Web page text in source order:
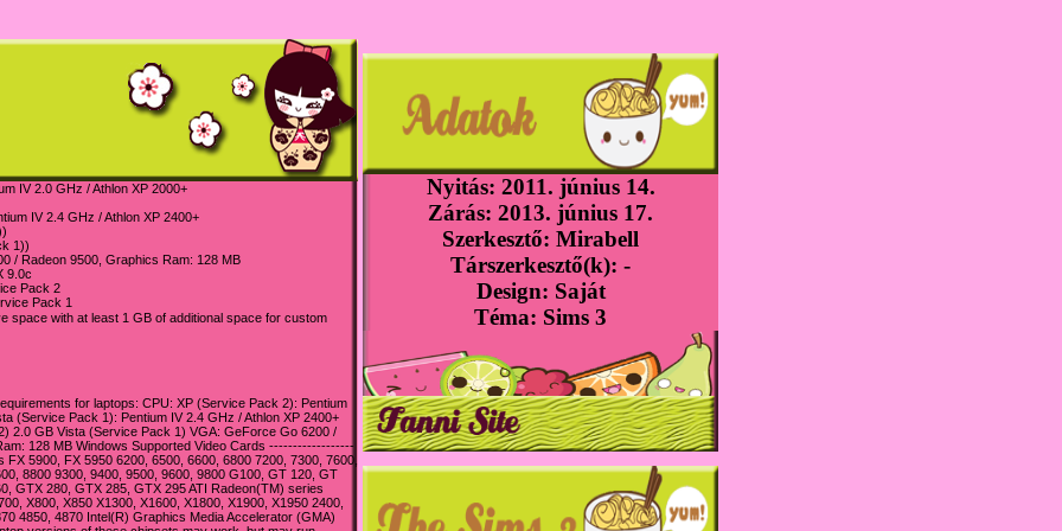
IV 2.0 GHz / Athlon XP 2000+
IV 2.4 GHz / Athlon XP 2400+
1))
/ Radeon 9500, Graphics Ram: 128 MB
9.0c
Pack 2
Pack 1
space with at least 1 GB of additional space for custom
for laptops: CPU: XP (Service Pack 2): Pentium
(Service Pack 1): Pentium IV 2.4 GHz / Athlon XP 2400+
2.0 GB Vista (Service Pack 1) VGA: GeForce Go 6200 /
128 MB Windows Supported Video Cards ------------------
5900, FX 5950 6200, 6500, 6600, 6800 7200, 7300, 7600,
8800 9300, 9400, 9500, 9600, 9800 G100, GT 120, GT
GTX 280, GTX 285, GTX 295 ATI Radeon(TM) series
X800, X850 X1300, X1600, X1800, X1900, X1950 2400,
4850, 4870 Intel(R) Graphics Media Accelerator (GMA)
Nyitás: 2011. június 14.
Zárás: 2013. június 17.
Szerkesztő: Mirabell
Társzerkesztő(k): -
Design: Saját
Téma: Sims 3